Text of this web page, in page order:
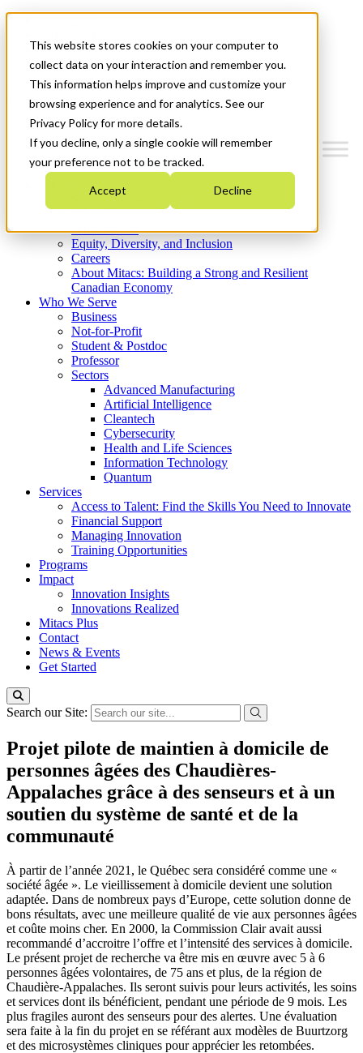
This website stores cookies on your computer to
collect data on your interaction and remember you.
This information helps improve and customize your
browsing experience and for analytics. See our
Privacy Policy for more details.
If you decline, only a single cookie will remember
your preference not to be tracked.
Accept Decline
News & Events
Get Started
Menu
Who We Are
Strategic Plan 2026-2030
What We Do
Equity, Diversity, and Inclusion
Careers
About Mitacs: Building a Strong and Resilient
Canadian Economy
Who We Serve
Business
Not-for-Profit
Student & Postdoc
Professor
Sectors
Advanced Manufacturing
Artificial Intelligence
Cleantech
Cybersecurity
Health and Life Sciences
Information Technology
Quantum
Services
Access to Talent: Find the Skills You Need to Innovate
Financial Support
Managing Innovation
Training Opportunities
Programs
Impact
Innovation Insights
Innovations Realized
Mitacs Plus
Contact
News & Events
Get Started
Search our Site:
Projet pilote de maintien à domicile de
personnes âgées des Chaudières-
Appalaches grâce à des senseurs et à un
soutien du système de santé et de la
communauté
À partir de l’année 2021, le Québec sera considéré comme une «
société âgée ». Le vieillissement à domicile devient une solution
adaptée. Dans de nombreux pays d’Europe, cette solution donne de
bons résultats, avec une meilleure qualité de vie aux personnes âgées
et coûte moins cher. En 2000, la Commission Clair avait aussi
recommandé d’accroitre l’offre et l’intensité des services à domicile.
Le présent projet de recherche va être mis en œuvre avec 5 à 6
personnes âgées volontaires, de 75 ans et plus, de la région de
Chaudière-Appalaches. Ils seront suivis pour leurs activités, les soins
et services dont ils bénéficient, pendant une période de 9 mois. Les
plus fragiles auront des senseurs pour des alertes. Une évaluation
sera faite à la fin du projet en se référant aux modèles de Buurtzorg
et des microsystèmes cliniques pour apprécier les retombées.